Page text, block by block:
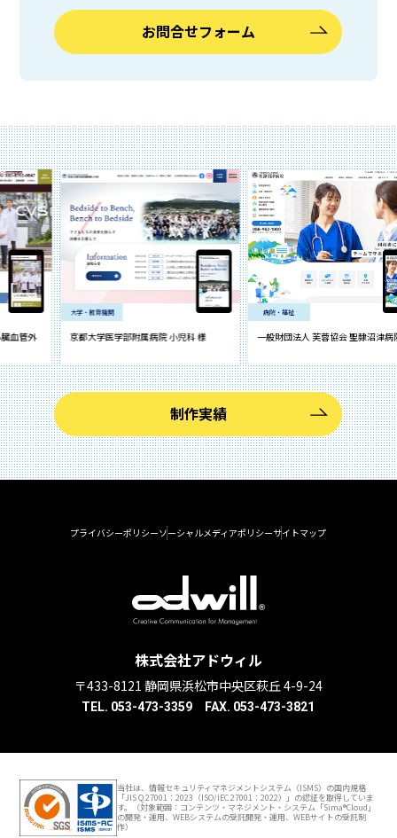
お問合せフォーム
大学・教育機関
京都大学医学部附属病院 小児科 様
病院・福祉
一般財団法人 芙蓉協会 聖隷沼津病院 様
制作実績
プライバシーポリシーソーシャルメディアポリシーサイトマップ
株式会社アドウィル
〒433-8121 静岡県浜松市中央区萩丘 4-9-24
TEL. 053-473-3359 FAX. 053-473-3821
当社は、情報セキュリティマネジメントシステム（ISMS）の国内規格
「JIS Q 27001：2023（ISO/IEC 27001：2022）」の認証を取得していま
す。（対象範囲：コンテンツ・マネジメント・システム「Sima®Cloud」
の開発・運用、WEBシステムの受託開発・運用、WEBサイトの受託制
作）